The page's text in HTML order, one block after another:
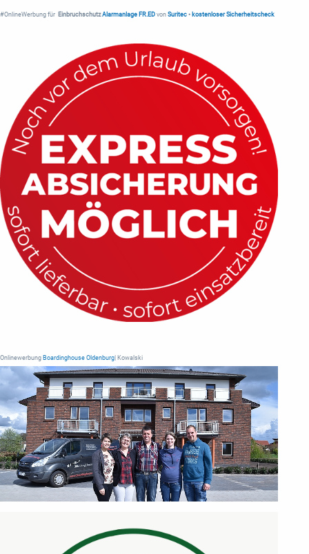
#OnlineWerbung für Einbruchschutz Alarmanlage FR.ED von Suritec • kostenloser Sicherheitscheck
Onlinewerbung Boardinghouse Oldenburg | Kowalski